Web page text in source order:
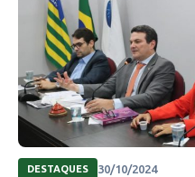
DESTAQUES 30/10/2024